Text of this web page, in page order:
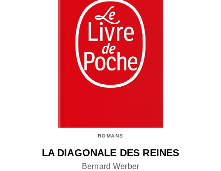
ROMANS
LA DIAGONALE DES REINES
Bernard Werber